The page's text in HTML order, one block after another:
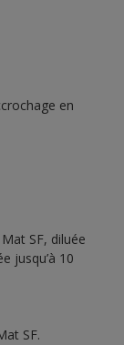
en
SF, diluée
jusqu’à 10
SF.